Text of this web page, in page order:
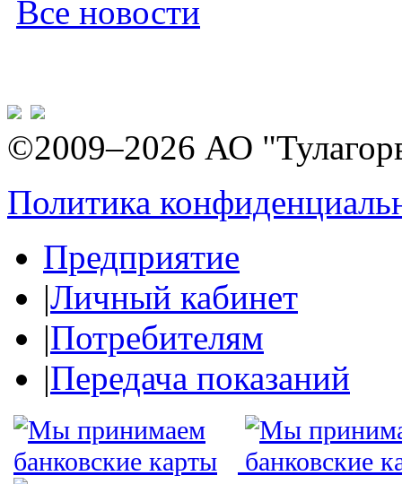
Все новости
©2009–2026 АО
Политика
Предприятие
|Личный кабинет
|Потребителям
|Передача показаний